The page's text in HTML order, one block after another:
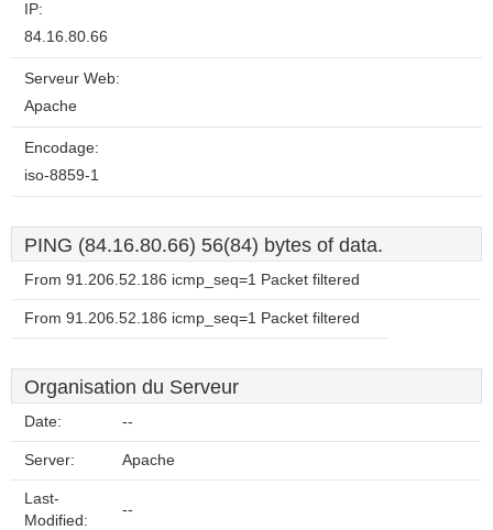
IP:
84.16.80.66
Serveur Web:
Apache
Encodage:
iso-8859-1
PING (84.16.80.66) 56(84) bytes of data.
From 91.206.52.186 icmp_seq=1 Packet filtered
From 91.206.52.186 icmp_seq=1 Packet filtered
Organisation du Serveur
Date: --
Server: Apache
Last-
Modified:
--